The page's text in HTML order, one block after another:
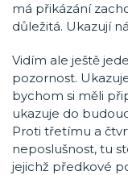
má přikázání
důležitá. Ukazují
Vidím ale ještě
pozornost.
bychom si měli
ukazuje do
Proti třetímu a
neposlušnost, tu
jejichž předkové